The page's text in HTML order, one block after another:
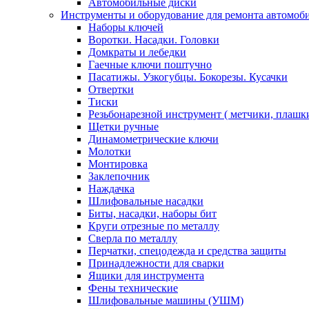
Автомобильные диски
Инструменты и оборудование для ремонта
Наборы ключей
Воротки. Насадки. Головки
Домкраты и лебедки
Гаечные ключи поштучно
Пасатижы. Узкогубцы. Бокорезы. Кусачки
Отвертки
Тиски
Резьбонарезной инструмент ( метчики,
Щетки ручные
Динамометрические ключи
Молотки
Монтировка
Заклепочник
Наждачка
Шлифовальные насадки
Биты, насадки, наборы бит
Круги отрезные по металлу
Сверла по металлу
Перчатки, спецодежда и средства защиты
Принадлежности для сварки
Ящики для инструмента
Фены технические
Шлифовальные машины (УШМ)